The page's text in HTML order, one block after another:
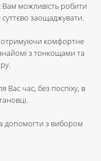
Вам можливість робити
заощаджувати.
отримуючи комфортне
з тонкощами та
Вас час, без поспіху, в
допомогти з вибором